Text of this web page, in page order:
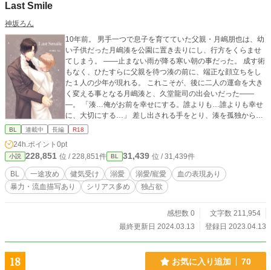
Last Smile
神坂ろん
10年前。 男手一つで息子を育てていた父親・月嶋朋也は、幼
い子供だった月嶋湊を公園に置き去りにし、行方をくらませ
てしまう。 ――止まない雨が降る寒い朝の事だった。 成す術
もなく、ひたすらに父親を待つ湊の前に、端正な顔立ちをし
た１人の少年が現れる。 これこそが、後に二人の運命を大き
く変える事となる月嶋湊と、久堂龍司の出会いだった――
―。 「湊…俺がお前を幸せにする。誰よりも…誰よりも幸せ
に、大切にする…」 差し出される手をとり、湊を孤独から救
ってくれた龍司。 そして、同時に暴かれていく朋也の異常な
が苦しくなるほど切なくて甘くて苦しい、心から惹かれあっ
た２人の運命は―――‥‥ ＊――――――――――――――
―＊ 独占欲溺愛一途×健気一途 18禁表現有り・血表現、暴力
表現有り、男女の絡み有り ＊――――――――――――――
―＊ ※この作品は、エブリスタ・小説家になろうにも連載し
BL 連載中 長編 R18
24h.ポイント 0pt
小説 228,851 位 / 228,851件 BL 31,439 位 / 31,439件
BL 一途攻め 健気受け 溺愛 溺愛/寵愛
血の表現あり
暴力・流血描写あり
シリアス多め 独占欲
感想数 0
文字数 211,954
最終更新日 2024.03.13
登録日 2023.04.13
18 お気に入り追加 70